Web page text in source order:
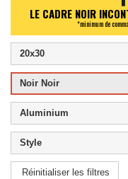
LE CADRE NOIR
*minimum de
20x30
Noir Noir
Aluminium
Style
Réinitialiser les filtres